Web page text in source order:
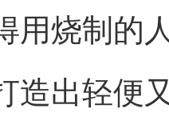
用烧制的
造出轻便